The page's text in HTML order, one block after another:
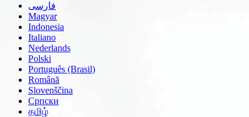
فارسی
Magyar
Indonesia
Italiano
Nederlands
Polski
Português (Brasil)
Română
Slovenščina
Српски
தமிழ்